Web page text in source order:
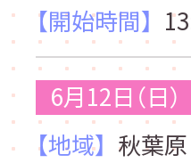
【開始時間】
6月12日（日）
【地域】 秋葉原